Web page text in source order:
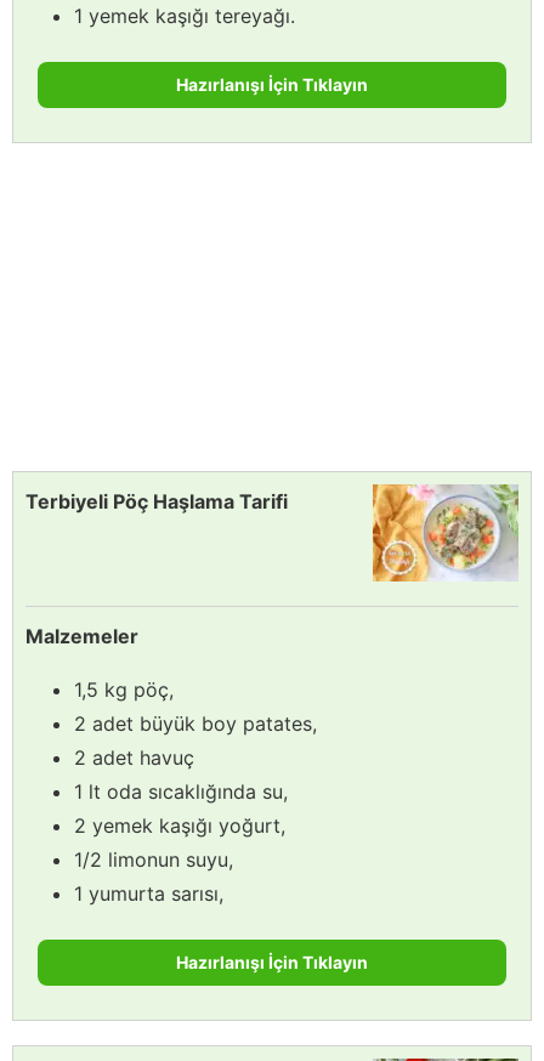
1 yemek kaşığı tereyağı.
Hazırlanışı İçin Tıklayın
Terbiyeli Pöç Haşlama Tarifi
Malzemeler
1,5 kg pöç,
2 adet büyük boy patates,
2 adet havuç
1 lt oda sıcaklığında su,
2 yemek kaşığı yoğurt,
1/2 limonun suyu,
1 yumurta sarısı,
Hazırlanışı İçin Tıklayın